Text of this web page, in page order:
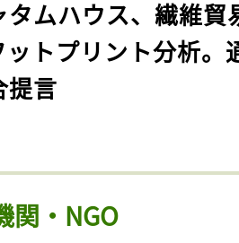
タムハウス、繊維貿
ットプリント分析。
提言
関・NGO